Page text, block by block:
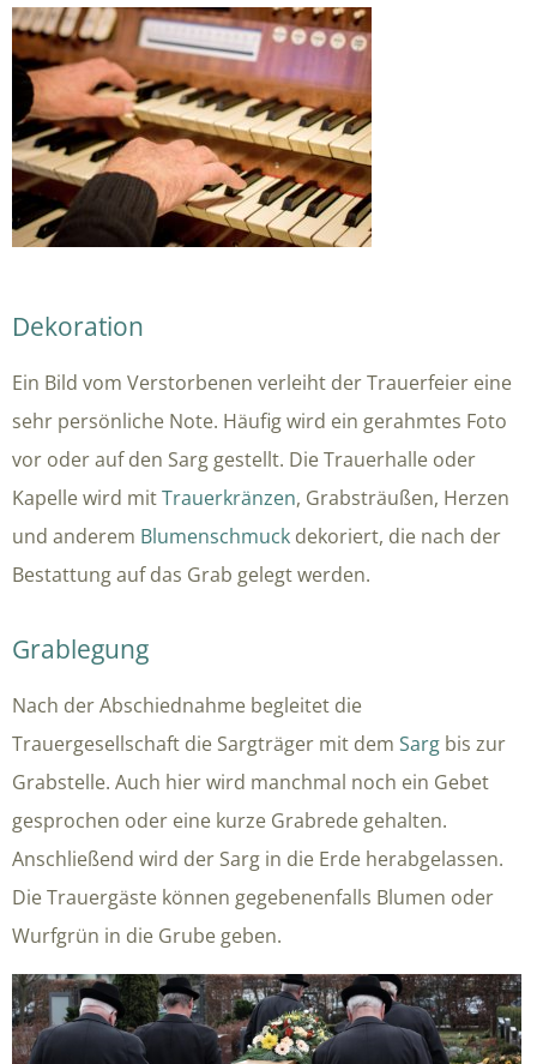
Dekoration
Ein Bild vom Verstorbenen verleiht der Trauerfeier eine
sehr persönliche Note. Häufig wird ein gerahmtes Foto
vor oder auf den Sarg gestellt. Die Trauerhalle oder
Kapelle wird mitTrauerkränzen, Grabsträußen, Herzen
und anderem Blumenschmuck dekoriert, die nach der
Bestattung auf das Grab gelegt werden.
Grablegung
Nach der Abschiednahme begleitet die
Trauergesellschaft die Sargträger mit dem Sarg bis zur
Grabstelle. Auch hier wird manchmal noch ein Gebet
gesprochen oder eine kurze Grabrede gehalten.
Anschließend wird der Sarg in die Erde herabgelassen.
Die Trauergäste können gegebenenfalls Blumen oder
Wurfgrün in die Grube geben.